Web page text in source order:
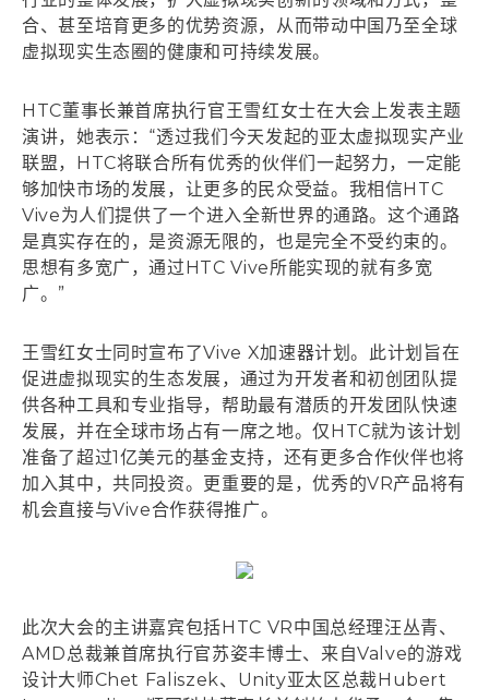
合、甚至培育更多的优势资源，从而带动中国乃至全球
虚拟现实生态圈的健康和可持续发展。
HTC董事长兼首席执行官王雪红女士在大会上发表主题
演讲，她表示：“透过我们今天发起的亚太虚拟现实产业
联盟，HTC将联合所有优秀的伙伴们一起努力，一定能
够加快市场的发展，让更多的民众受益。我相信HTC
Vive为人们提供了一个进入全新世界的通路。这个通路
是真实存在的，是资源无限的，也是完全不受约束的。
思想有多宽广，通过HTC Vive所能实现的就有多宽
广。”
王雪红女士同时宣布了Vive X加速器计划。此计划旨在
促进虚拟现实的生态发展，通过为开发者和初创团队提
供各种工具和专业指导，帮助最有潜质的开发团队快速
发展，并在全球市场占有一席之地。仅HTC就为该计划
准备了超过1亿美元的基金支持，还有更多合作伙伴也将
加入其中，共同投资。更重要的是，优秀的VR产品将有
机会直接与Vive合作获得推广。
此次大会的主讲嘉宾包括HTC VR中国总经理汪丛青、
AMD总裁兼首席执行官苏姿丰博士、来自Valve的游戏
设计大师Chet Faliszek、Unity亚太区总裁Hubert